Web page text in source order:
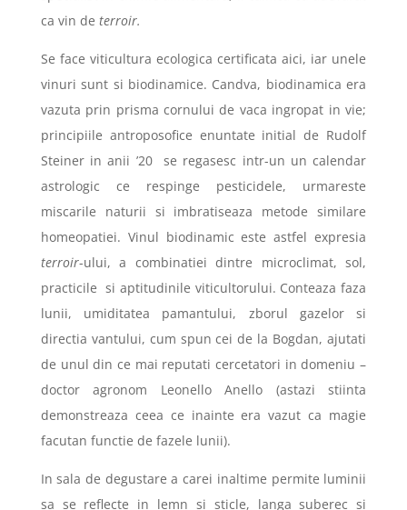
ca vin de terroir.
Se face viticultura ecologica certificata aici, iar unele
vinuri sunt si biodinamice. Candva, biodinamica era
vazuta prin prisma cornului de vaca ingropat in vie;
principiile antroposofice enuntate initial de Rudolf
Steiner in anii ’20
se regasesc intr-un un calendar
astrologic ce respinge pesticidele, urmareste
miscarile naturii si imbratiseaza metode similare
homeopatiei. Vinul biodinamic este astfel expresia
terroir-ului, a combinatiei dintre microclimat, sol,
practicile si aptitudinile viticultorului. Conteaza faza
lunii, umiditatea pamantului, zborul gazelor si
directia vantului, cum spun cei de la Bogdan, ajutati
de unul din ce mai reputati cercetatori in domeniu –
doctor agronom Leonello Anello (astazi stiinta
demonstreaza ceea ce inainte era vazut ca magie
facutan functie de fazele lunii).
In sala de degustare a carei inaltime permite luminii
sa se reflecte in lemn si sticle, langa suberec si